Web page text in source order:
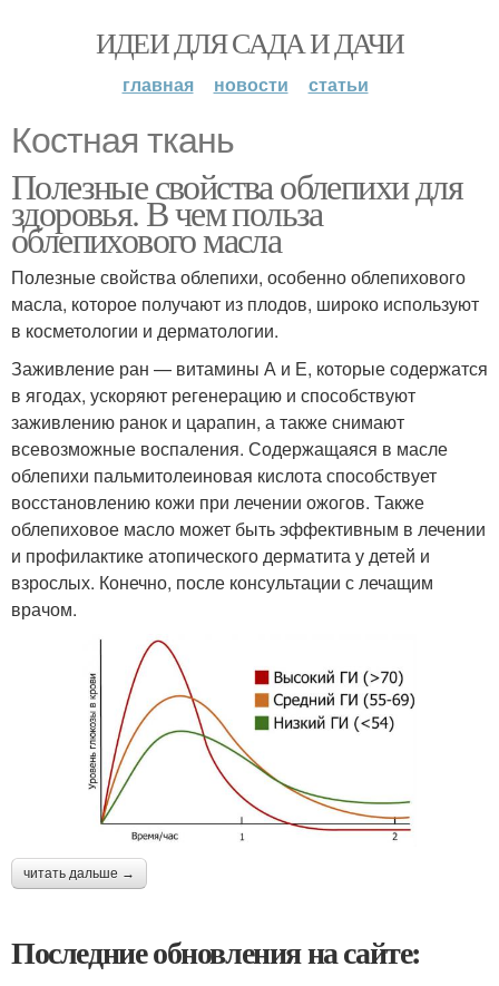
ИДЕИ ДЛЯ САДА И ДАЧИ
главная новости статьи
Костная ткань
Полезные свойства облепихи для
здоровья. В чем польза
облепихового масла
Полезные свойства облепихи, особенно облепихового
масла, которое получают из плодов, широко используют
в косметологии и дерматологии.
Заживление ран — витамины А и Е, которые содержатся
в ягодах, ускоряют регенерацию и способствуют
заживлению ранок и царапин, а также снимают
всевозможные воспаления. Содержащаяся в масле
облепихи пальмитолеиновая кислота способствует
восстановлению кожи при лечении ожогов. Также
облепиховое масло может быть эффективным в лечении
и профилактике атопического дерматита у детей и
взрослых. Конечно, после консультации с лечащим
врачом.
читать дальше →
Последние обновления на сайте: